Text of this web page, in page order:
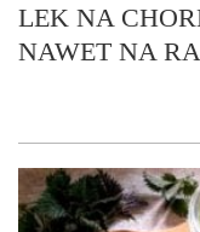
LEK NA
NAWET NA